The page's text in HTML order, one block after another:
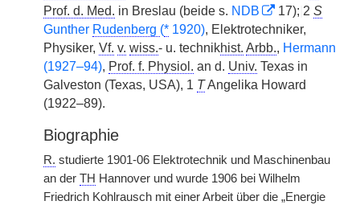
Prof. d. Med. in Breslau (beide s. NDB 17); 2 S
Gunther Rudenberg (* 1920), Elektrotechniker,
Physiker, Vf. v. wiss.- u. technikhist. Arbb., Hermann
(1927–94), Prof. f. Physiol. an d. Univ. Texas in
Galveston (Texas, USA), 1 TAngelika Howard
(1922–89).
Biographie
R. studierte 1901-06 Elektrotechnik und Maschinenbau
an der TH Hannover und wurde 1906 bei Wilhelm
Friedrich Kohlrausch mit einer Arbeit über die „Energie